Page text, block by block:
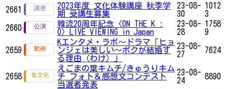
2661
2023年度 文化体験講座 秋季学
期 受講生募集
23-08-
30
1012
3
2660
韓流20周年記念〈ON THE K :
O〉LIVE VIEWING in Japan
23-08-
28
1758
9
2659
Kエンタメ・ラボ～ドラマ「ヒョ
ンジェは美しい～ボクが結婚す
る理由（わけ）」
23-08-
27
7624
2658
えごまの葉キムチ/きゅうりキム
チ フォト＆感想文コンテスト
当選者発表
23-08-
24
8890